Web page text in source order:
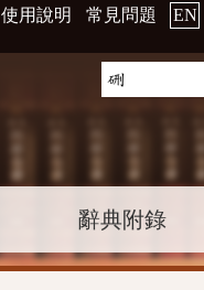
使用說明 常見問題 EN
辭典附錄